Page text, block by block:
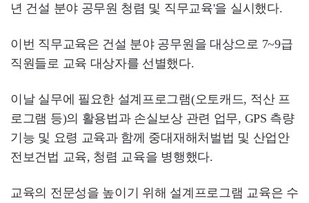
년 건설 분야 공무원 청렴 및 직무교육'을 실시했다.
이번 직무교육은 건설 분야 공무원을 대상으로 7~9급
직원들로 교육 대상자를 선별했다.
이날 실무에 필요한 설계프로그램(오토캐드, 적산 프
로그램 등)의 활용법과 손실보상 관련 업무, GPS 측량
기능 및 요령 교육과 함께 중대재해처벌법 및 산업안
전보건법 교육, 청렴 교육을 병행했다.
교육의 전문성을 높이기 위해 설계프로그램 교육은 수